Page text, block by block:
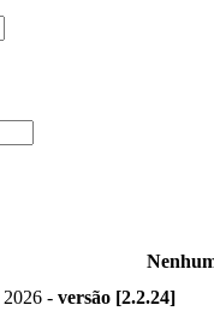
2026 - versão [2.2.24]